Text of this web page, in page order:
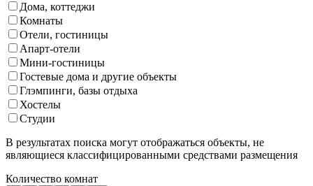
Дома, коттеджи
Комнаты
Отели, гостиницы
Апарт-отели
Мини-гостиницы
Гостевые дома и другие объекты
Глэмпинги, базы отдыха
Хостелы
Студии
В результатах поиска могут отображаться объекты, не
являющиеся классифицированными средствами размещения
Количество комнат